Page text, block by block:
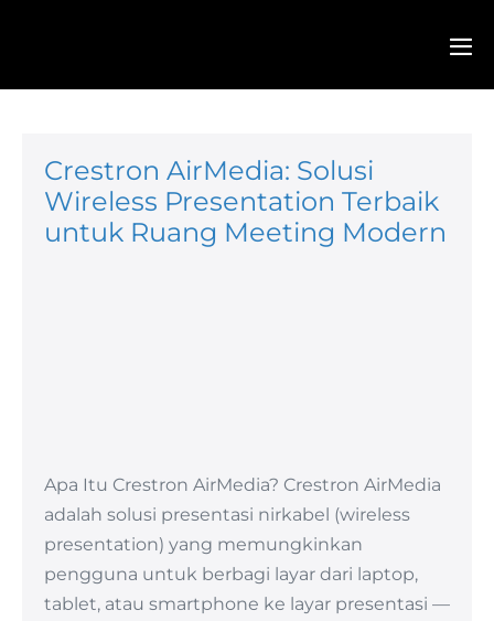
Crestron AirMedia: Solusi
Wireless Presentation Terbaik
untuk Ruang Meeting Modern
Apa Itu Crestron AirMedia? Crestron AirMedia
adalah solusi presentasi nirkabel (wireless
presentation) yang memungkinkan
pengguna untuk berbagi layar dari laptop,
tablet, atau smartphone ke layar presentasi —